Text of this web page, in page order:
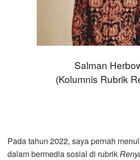
Salman
(Kolumnis Rubrik
Pada tahun 2022, saya pernah
dalam bermedia sosial di rubrik